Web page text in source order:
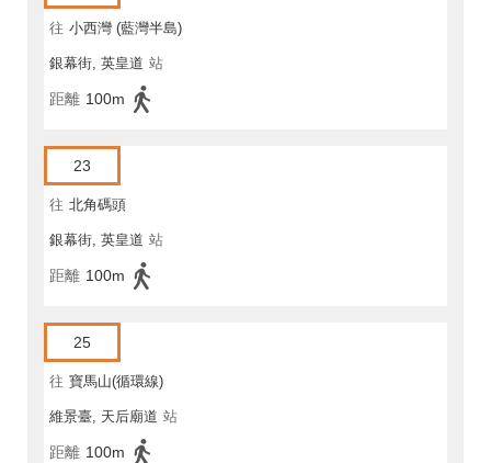
往 小西灣 (藍灣半島)
銀幕街, 英皇道 站
距離 100m
23
往 北角碼頭
銀幕街, 英皇道 站
距離 100m
25
往 寶馬山(循環線)
維景臺, 天后廟道 站
距離 100m